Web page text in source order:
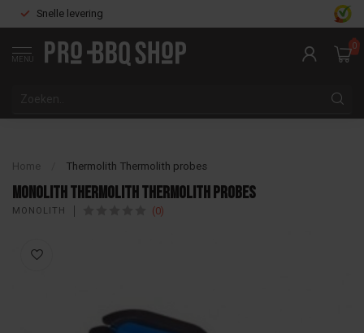
Snelle levering
MENU
0
Home Thermolith Thermolith probes
Monolith Thermolith Thermolith probes
MONOLITH (0)